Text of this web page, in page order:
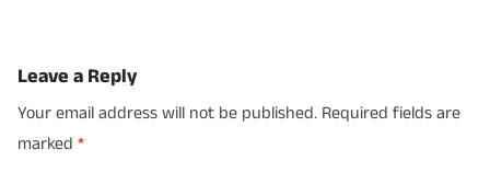
Leave a Reply
Your email address will not be published. Required fields are
marked *